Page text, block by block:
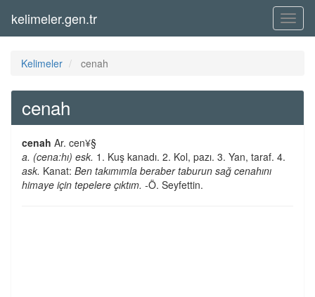
Menü
kelimeler.gen.tr
Kelimeler cenah
cenah
cenah Ar. cen¥§
a. (cena:hı) esk. 1. Kuş kanadı. 2. Kol, pazı. 3. Yan, taraf. 4.
ask. Kanat: Ben takımımla beraber taburun sağ cenahını
himaye için tepelere çıktım. -Ö. Seyfettin.